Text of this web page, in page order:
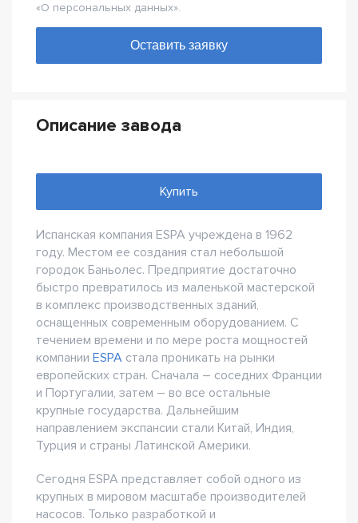
«О персональных данных».
Описание завода
Купить
Испанская компания ESPA учреждена в 1962
году. Местом ее создания стал небольшой
городок Баньолес. Предприятие достаточно
быстро превратилось из маленькой мастерской
в комплекс производственных зданий,
оснащенных современным оборудованием. С
течением времени и по мере роста мощностей
компании ESPA стала проникать на рынки
европейских стран. Сначала – соседних Франции
и Португалии, затем – во все остальные
крупные государства. Дальнейшим
направлением экспансии стали Китай, Индия,
Турция и страны Латинской Америки.
Сегодня ESPA представляет собой одного из
крупных в мировом масштабе производителей
насосов. Только разработкой и